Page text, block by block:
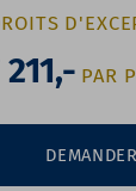
PAR
DEMANDER